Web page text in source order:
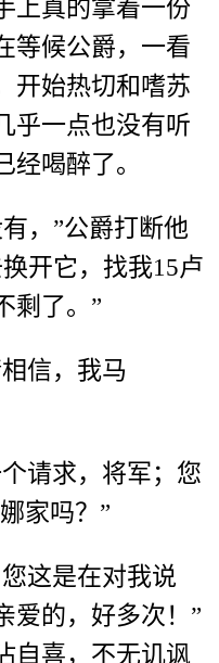
上真的拿着一份
等候公爵，一看
开始热切和嗜苏
乎一点也没有听
喝醉了。
，”公爵打断他
开它，找我15卢
剩了。”
信，我马
请求，将军；您
家吗？”
这是在对我说
爱的，好多次！”
自喜，不无讥讽